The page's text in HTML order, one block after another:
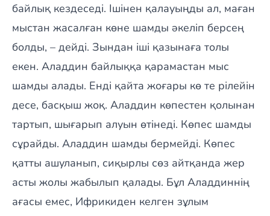
байлық кездеседі. Ішінен қалауыңды ал, маған
мыстан жасалған көне шамды әкеліп берсең
болды, – дейді. Зындан іші қазынаға толы
екен. Аладдин байлыққа қарамастан мыс
шамды алады. Енді қайта жоғары кө те рілейін
десе, басқыш жоқ. Аладдин көпестен қолынан
тартып, шығарып алуын өтінеді. Көпес шамды
сұрайды. Аладдин шамды бермейді. Көпес
қатты ашуланып, сиқырлы сөз айтқанда жер
асты жолы жабылып қалады. Бұл Аладдиннің
ағасы емес, Ифрикиден келген зұлым